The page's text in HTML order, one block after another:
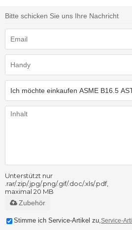
Bitte schicken Sie uns Ihre Nachricht
Unterstützt nur
.rar/.zip/.jpg/.png/.gif/.doc/.xls/.pdf,
maximal 20 MB
Zubehör
Stimme ich Service-Artikel zu,Service-